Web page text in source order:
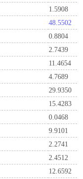
1.5908
48.5502
0.8804
2.7439
11.4654
4.7689
29.9350
15.4283
0.0468
9.9101
2.2741
2.4512
12.6592